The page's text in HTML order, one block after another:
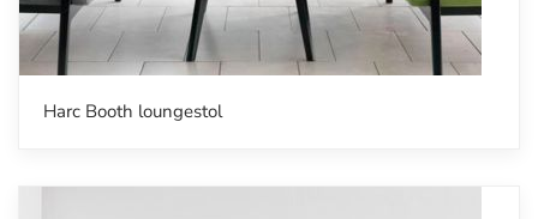
Harc Booth loungestol